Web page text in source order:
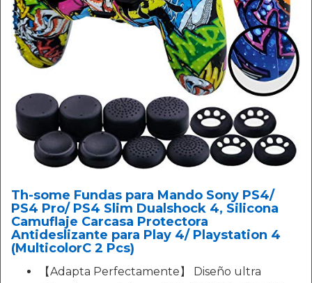
Th-some Fundas para Mando Sony PS4/
PS4 Pro/ PS4 Slim Dualshock 4, Silicona
Camuflaje Carcasa Protectora
Antideslizante para Play 4/ Playstation 4
(MulticolorC 2 Pcs)
【Adapta Perfectamente】 Diseño ultra